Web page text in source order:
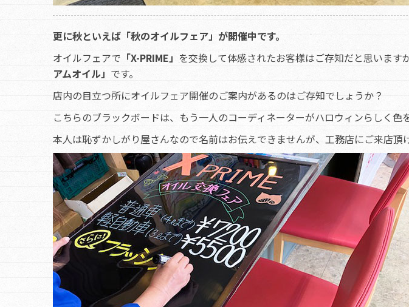
更に秋といえば「秋のオイルフェア」が開催中です。
オイルフェアで 「X-PRIME」 を交換して体感されたお客様はご存知だと思いますが
アムオイル」 です。
店内の目立つ所にオイルフェア開催のご案内があるのはご存知でしょうか？
こちらのブラックボードは、もう一人のコーディネーターがハロウィンらしく色
本人は恥ずかしがり屋さんなので名前はお伝えできませんが、工務店にご来店頂